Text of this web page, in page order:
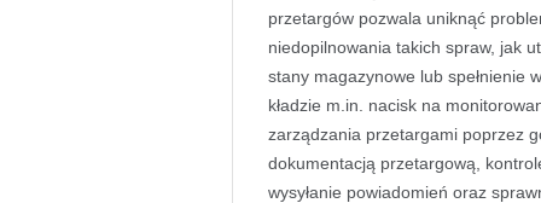
przetargów pozwala uniknąć
niedopilnowania takich spraw, jak
stany magazynowe lub spełnienie
kładzie m.in. nacisk na
zarządzania przetargami poprzez
dokumentacją przetargową,
wysyłanie powiadomień oraz